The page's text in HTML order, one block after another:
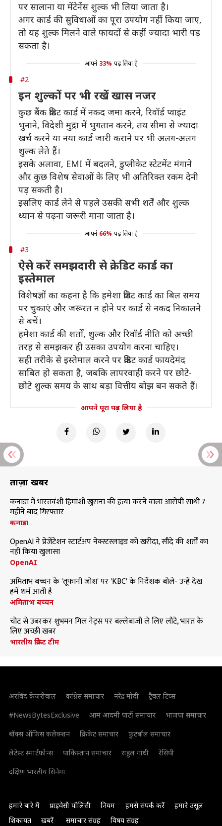
पर सालाना या मेंटेनेंस शुल्क भी लिया जाता है।
अगर कार्ड की सुविधाओं का पूरा उपयोग नहीं किया जाए,
तो यह शुल्क मिलने वाले फायदों से कहीं ज्यादा भारी पड़
सकता है।
आपने 33% पढ़ लिया है
#2
इन शुल्कों पर भी रखें खास नजर
कुछ बैंक क्रेडिट कार्ड में नकद जमा करने, रिवॉर्ड प्वाइंट
भुनाने, विदेशी मुद्रा में भुगतान करने, तय सीमा से ज्यादा
खर्च करने या नया कार्ड जारी कराने पर भी अलग-अलग
शुल्क लेते हैं।
इसके अलावा, EMI में बदलने, डुप्लीकेट स्टेटमेंट मंगाने
और कुछ विशेष सेवाओं के लिए भी अतिरिक्त रकम देनी
पड़ सकती है।
इसलिए कार्ड लेने से पहले उसकी सभी शर्तें और शुल्क
ध्यान से पढ़ना जरूरी माना जाता है।
आपने 66% पढ़ लिया है
#3
ऐसे करें समझदारी से क्रेडिट कार्ड का
इस्तेमाल
विशेषज्ञों का कहना है कि हमेशा क्रेडिट कार्ड का बिल समय
पर चुकाएं और जरूरत न होने पर कार्ड से नकद निकालने
से बचें।
हमेशा कार्ड की शर्तों, शुल्क और रिवॉर्ड नीति को अच्छी
तरह से समझकर ही उसका उपयोग करना चाहिए।
सही तरीके से इस्तेमाल करने पर क्रेडिट कार्ड फायदेमंद
साबित हो सकता है, जबकि लापरवाही करने पर छोटे-
छोटे शुल्क समय के साथ बड़ा वित्तीय बोझ बन सकते हैं।
आपने पूरा पढ़ लिया है
ताज़ा खबरें
कनाडा में भारतवंशी हिमांशी खुराना की हत्या करने वाला आरोपी साथी 7
महीने बाद गिरफ्तार
कनाडा
OpenAI ने प्रेजेंटेशन स्टार्टअप नेक्स्टस्लाइड को खरीदा, सौदे की शर्तों का
नहीं किया खुलासा
OpenAI
अमिताभ बच्चन के 'तूफानी जोश' पर 'KBC' के निर्देशक बोले- उन्हें देख
हमें शर्म आती है
अमिताभ बच्चन
चोट से उबरकर शुभमन गिल नेट्स पर बल्लेबाजी ले लिए लौटे, भारत के
लिए अच्छी खबर
भारतीय क्रिकेट टीम
अरविंद केजरीवाल कांग्रेस समाचार नरेंद्र मोदी
ट्रैवल टिप्स
#NewsBytesExclusive
आम आदमी पार्टी समाचार
भाजपा समाचार
बॉक्स ऑफिस कलेक्शन
क्रिकेट समाचार
फुटबॉल समाचार
लेटेस्ट स्मार्टफोन्स
पाकिस्तान समाचार राहुल गांधी
रेसिपी
दक्षिण भारतीय सिनेमा
हमारे बारे में प्राइवेसी पॉलिसी नियम हमसे संपर्क करें
हमारे उसूल
शिकायत
खबरें समाचार संग्रह विषय संग्रह